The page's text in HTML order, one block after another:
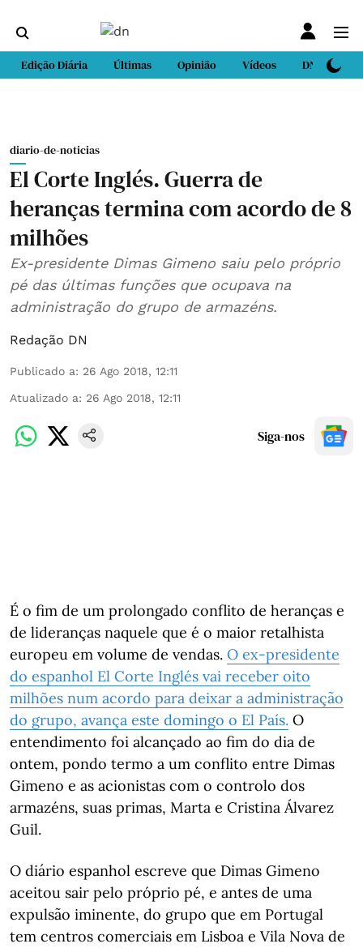
Edição Diária Últimas Opinião Vídeos DN Sport
diario-de-noticias
El Corte Inglés. Guerra de
heranças termina com acordo de 8
milhões
Ex-presidente Dimas Gimeno saiu pelo próprio
pé das últimas funções que ocupava na
administração do grupo de armazéns.
Redação DN
Publicado a: 26 Ago 2018, 12:11
Atualizado a: 26 Ago 2018, 12:11
Siga-nos
É o fim de um prolongado conflito de heranças e
de lideranças naquele que é o maior retalhista
europeu em volume de vendas. O ex-presidente
do espanhol El Corte Inglés vai receber oito
milhões num acordo para deixar a administração
do grupo, avança este domingo o El País. O
entendimento foi alcançado ao fim do dia de
ontem, pondo termo a um conflito entre Dimas
Gimeno e as acionistas com o controlo dos
armazéns, suas primas, Marta e Cristina Álvarez
Guil.
O diário espanhol escreve que Dimas Gimeno
aceitou sair pelo próprio pé, e antes de uma
expulsão iminente, do grupo que em Portugal
tem centros comerciais em Lisboa e Vila Nova de